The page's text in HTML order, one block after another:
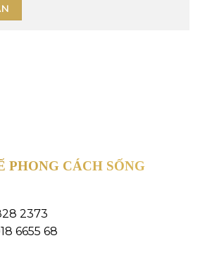
PHONG CÁCH SỐNG
2373
6655 68